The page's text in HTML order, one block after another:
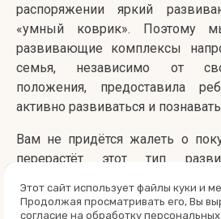
распоряжении яркий
«умный коврик». Поэтому
развивающие комплексы
семья, независимо от
положения, предоставила
активно развиваться и
Вам не придётся жалеть о
перерастёт этот тип
сэкономленные деньги вы
нибудь другое. И ещё вы
Этот сайт использует файлы куки и
Продолжая просматривать его, Вы
согласие на обработку